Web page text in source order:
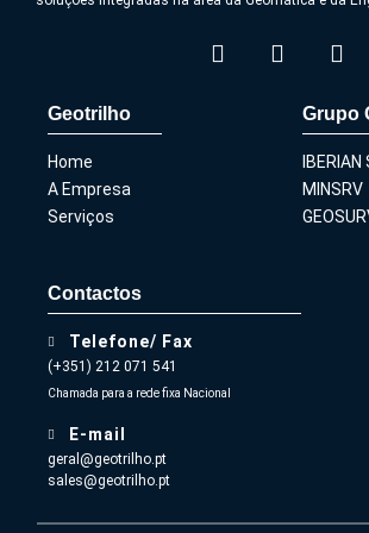
Geotrilho
Home
A Empresa
Serviços
Grupo
IBERIAN
MINSRV
Contactos
Telefone/ Fax
(+351) 212 071 541
Chamada para a rede fixa Nacional
E-mail
geral@geotrilho.pt
sales@geotrilho.pt